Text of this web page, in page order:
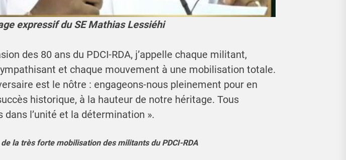
expressif du SE Mathias Lessiéhi
des 80 ans du PDCI-RDA, j’appelle chaque militant,
et chaque mouvement à une mobilisation totale.
est le nôtre : engageons-nous pleinement pour en
historique, à la hauteur de notre héritage. Tous
dans l’unité et la détermination ».
la très forte mobilisation des militants du PDCI-RDA